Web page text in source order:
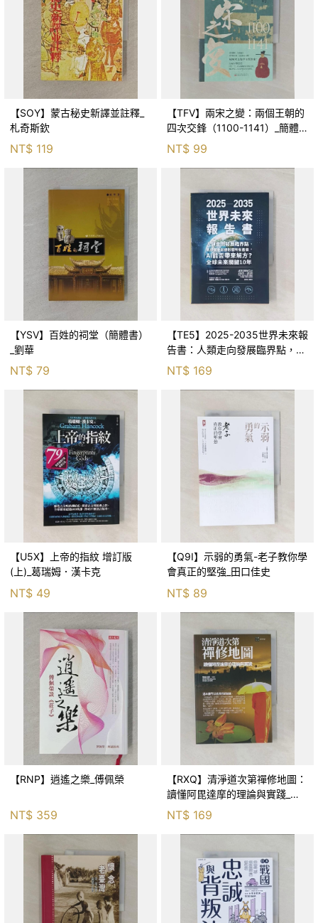
【SOY】蒙古秘史新譯並註釋_
札奇斯欽
NT$ 119
【TFV】兩宋之變：兩個王朝的
四次交鋒（1100-1141）_簡體_
覃仕勇
NT$ 99
【YSV】百姓的祠堂（簡體書）
_劉華
NT$ 79
【TE5】2025-2035世界未來報
告書：人類走向發展臨界點，氣
候緊急狀態影響所有產業，AI能
否帶來解方？全球未來關鍵10年
_朴英淑,
NT$ 169
【U5X】上帝的指紋 增訂版
(上)_葛瑞姆．漢卡克
NT$ 49
【Q9I】示弱的勇氣-老子教你學
會真正的堅強_田口佳史
NT$ 89
【RNP】逍遙之樂_傅佩榮
NT$ 359
【RXQ】清淨道次第禪修地圖：
讀懂阿毘達摩的理論與實踐_性
空法師/講述
NT$ 169